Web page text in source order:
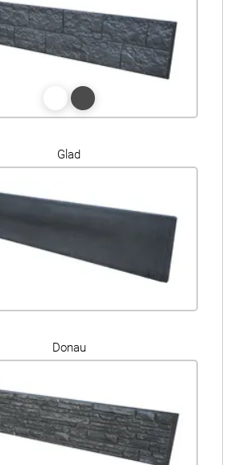
Glad
Donau